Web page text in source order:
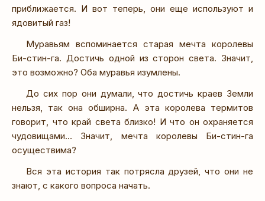
приближается. И вот теперь, они еще используют и
ядовитый газ!
Муравьям вспоминается старая мечта королевы
Би-стин-га. Достичь одной из сторон света. Значит,
это возможно? Оба муравья изумлены.
До сих пор они думали, что достичь краев Земли
нельзя, так она обширна. А эта королева термитов
говорит, что край света близко! И что он охраняется
чудовищами… Значит, мечта королевы Би-стин-га
осуществима?
Вся эта история так потрясла друзей, что они не
знают, с какого вопроса начать.